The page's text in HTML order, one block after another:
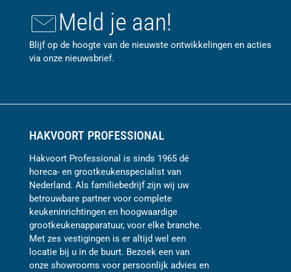
Meld je aan!
Blijf op de hoogte van de nieuwste ontwikkelingen en acties
via onze nieuwsbrief.
HAKVOORT PROFESSIONAL
Hakvoort Professional is sinds 1965 dé
horeca- en grootkeukenspecialist van
Nederland. Als familiebedrijf zijn wij uw
betrouwbare partner voor complete
keukeninrichtingen en hoogwaardige
grootkeukenapparatuur, voor elke branche.
Met zes vestigingen is er altijd wel een
locatie bij u in de buurt. Bezoek een van
onze showrooms voor persoonlijk advies en